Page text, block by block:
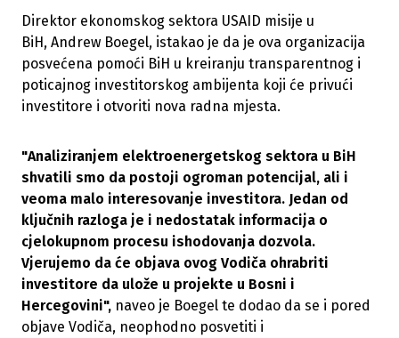
Direktor ekonomskog sektora USAID misije u
BiH, Andrew Boegel, istakao je da je ova organizacija
posvećena pomoći BiH u kreiranju transparentnog i
poticajnog investitorskog ambijenta koji će privući
investitore i otvoriti nova radna mjesta.
"Analiziranjem elektroenergetskog sektora u BiH
shvatili smo da postoji ogroman potencijal, ali i
veoma malo interesovanje investitora. Jedan od
ključnih razloga je i nedostatak informacija o
cjelokupnom procesu ishodovanja dozvola.
Vjerujemo da će objava ovog Vodiča ohrabriti
investitore da ulože u projekte u Bosni i
Hercegovini", naveo je Boegel te dodao da se i pored
objave Vodiča, neophodno posvetiti i